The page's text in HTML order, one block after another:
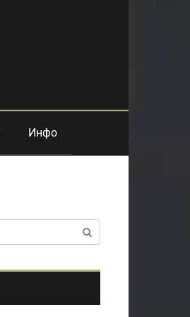
Инфо